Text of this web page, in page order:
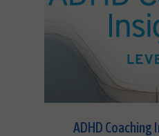
ADHD Coaching